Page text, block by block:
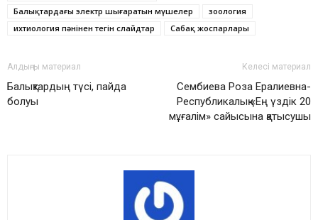
Балықтардағы электр шығаратын мүшелер
зоология
ихтиология пәнінен тегін слайдтар
Сабақ жоспарлары
Алдыңғы материал
Балықтардың түсі, пайда
болуы
Келесі материал
Сембиева Роза Ералиевна-
Республикалық «Ең үздік 20
мұғалім» сайысына қатысушы